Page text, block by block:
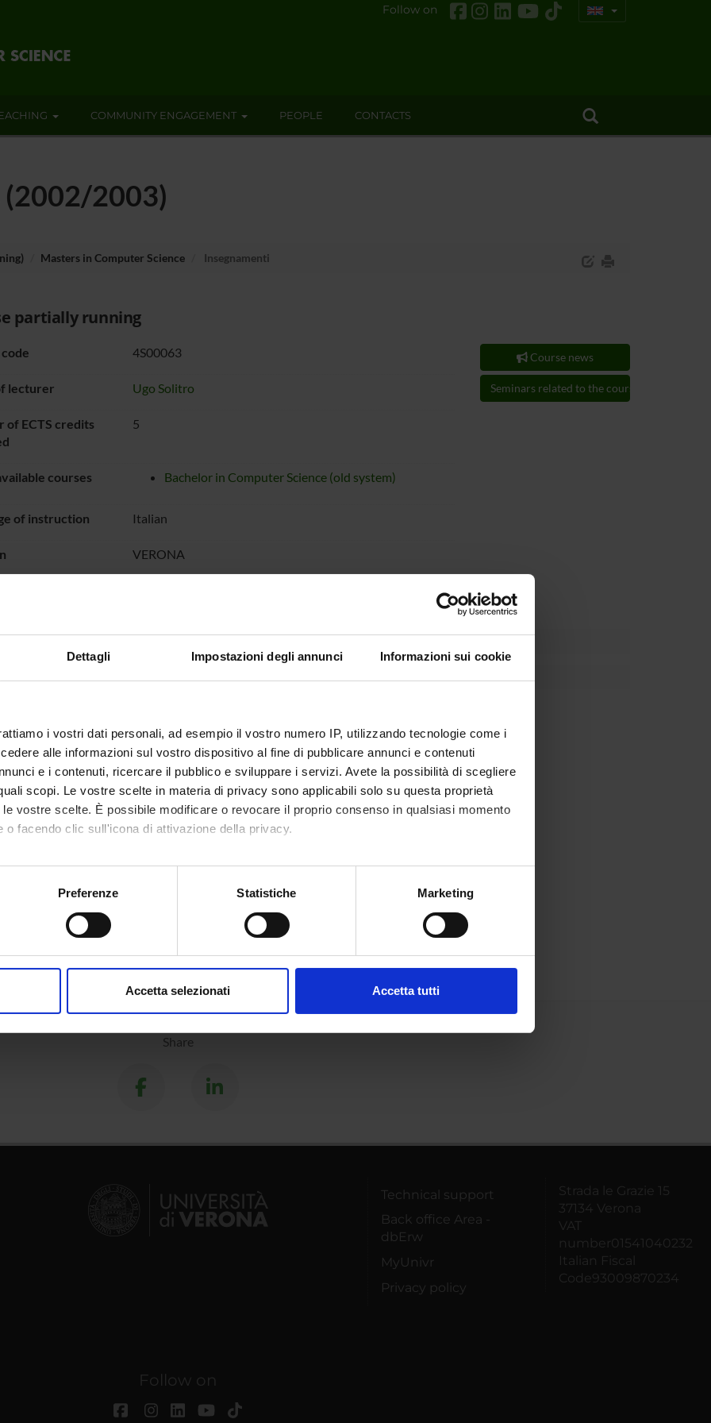
Dettagli Impostazioni degli annunci Informazioni sui cookie
i vostri dati personali, ad esempio il vostro numero IP, utilizzando tecnologie come i
alle informazioni sul vostro dispositivo al fine di pubblicare annunci e contenuti
e i contenuti, ricercare il pubblico e sviluppare i servizi. Avete la possibilità di scegliere
scopi. Le vostre scelte in materia di privacy sono applicabili solo su questa proprietà
vostre scelte. È possibile modificare o revocare il proprio consenso in qualsiasi momento
o facendo clic sull'icona di attivazione della privacy.
anche:
sulla tua posizione geografica, con un'approssimazione di qualche metro,
in qualsiasi momento dalla Dichiarazione sui cookie.
e social media, i quali potrebbero combinarle con altre informazioni che hai fornito loro o
Preferenze Statistiche Marketing
Accetta selezionati Accetta tutti
Follow on
COMMUNITY ENGAGEMENT PEOPLE CONTACTS
(2002/2003)
Masters in Computer Science Insegnamenti
partially running
4S00063
lecturer Ugo Solitro
of ECTS credits
5
courses Bachelor in Computer Science (old system)
of instruction Italian
VERONA
Course news
Seminars related to the course
AIDS
(Show/Hide)
|Modalita' d'esame (html, it, 0 KB, 20/11/02)
(Show/Hide)
|Programma del corso (html, it, 0 KB, 20/11/02)
(Show/Hide)
Share
Technical support
Back office Area -
dbErw
MyUnivr
Privacy policy
Strada le Grazie 15
37134 Verona
VAT
number01541040232
Italian Fiscal
Code93009870234
Follow on